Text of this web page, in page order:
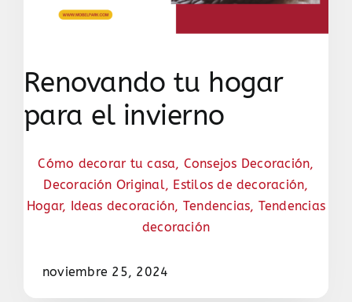
Renovando tu hogar
para el invierno
Cómo decorar tu casa, Consejos Decoración,
Decoración Original, Estilos de decoración,
Hogar, Ideas decoración, Tendencias, Tendencias
decoración
noviembre 25, 2024